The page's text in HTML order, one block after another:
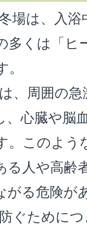
場は、入
多くは「ヒ
、周囲の
、心臓や脳
。このよう
る人や高齢
がる危険が
ぐために